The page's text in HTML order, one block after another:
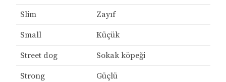
Slim Zayıf
Small Küçük
Street dog Sokak köpeği
Strong Güçlü